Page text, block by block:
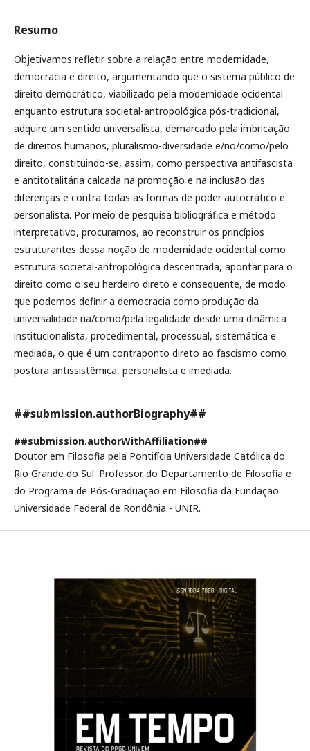
Resumo
Objetivamos refletir sobre a relação entre modernidade,
democracia e direito, argumentando que o sistema público de
direito democrático, viabilizado pela modernidade ocidental
enquanto estrutura societal-antropológica pós-tradicional,
adquire um sentido universalista, demarcado pela imbricação
de direitos humanos, pluralismo-diversidade e/no/como/pelo
direito, constituindo-se, assim, como perspectiva antifascista
e antitotalitária calcada na promoção e na inclusão das
diferenças e contra todas as formas de poder autocrático e
personalista. Por meio de pesquisa bibliográfica e método
interpretativo, procuramos, ao reconstruir os princípios
estruturantes dessa noção de modernidade ocidental como
estrutura societal-antropológica descentrada, apontar para o
direito como o seu herdeiro direto e consequente, de modo
que podemos definir a democracia como produção da
universalidade na/como/pela legalidade desde uma dinâmica
institucionalista, procedimental, processual, sistemática e
mediada, o que é um contraponto direto ao fascismo como
postura antissistêmica, personalista e imediada.
##submission.authorBiography##
##submission.authorWithAffiliation##
Doutor em Filosofia pela Pontifícia Universidade Católica do
Rio Grande do Sul. Professor do Departamento de Filosofia e
do Programa de Pós-Graduação em Filosofia da Fundação
Universidade Federal de Rondônia - UNIR.